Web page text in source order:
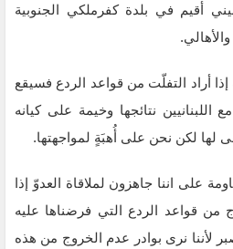
أقيم في بلدة كفرملكي الجنوبية
أراد التفلّت من قواعد الردع فسيقع
نتائجها وخيمة على كيانه
لها لكن نحن على أُهبَةٍ لمواجهتها.
على اننا جاهزون لملاقاة العدوّ إذا
من قواعد الردع التي فرضناها عليه
لأننا نرى بوادر عدم الخروج من هذه